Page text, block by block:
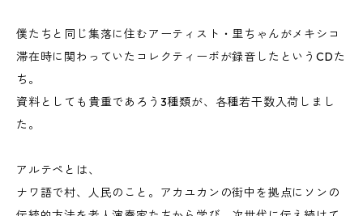
僕たちと同じ集落に住むアーティスト・里ちゃんがメキシコ
滞在時に関わっていたコレクティーボが録音したというCDた
ち。
資料としても貴重であろう3種類が、各種若干数入荷しまし
た。
アルテペとは、
ナワ語で村、人民のこと。アカユカンの街中を拠点にソンの